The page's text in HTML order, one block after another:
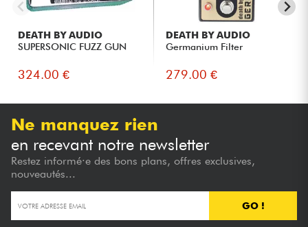
DEATH BY AUDIO
SUPERSONIC FUZZ GUN
324.00 €
DEATH BY AUDIO
Germanium Filter
279.00 €
Ne manquez rien
en recevant notre newsletter
Restez informé·e des bons plans, offres exclusives,
nouveautés...
GO !